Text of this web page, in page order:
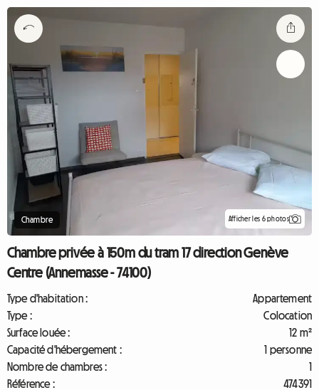
Chambre Afficher les 6 photos
Chambre privée à 150m du tram 17 direction Genève
Centre (Annemasse - 74100)
Type d'habitation :
Appartement
Type :
Colocation
Surface louée :
12 m²
Capacité d'hébergement :
1 personne
Nombre de chambres :
1
Référence :
474391